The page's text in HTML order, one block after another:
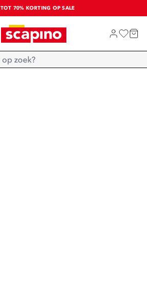
TOT 70% KORTING OP SALE
SALE: LAATSTE KANS!
SHOP NIEUW
Home